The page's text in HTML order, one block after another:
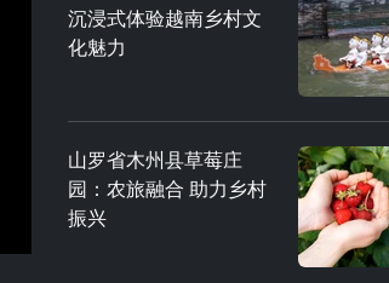
沉浸式体验越南乡村文
化魅力
山罗省木州县草莓庄
园：农旅融合 助力乡村
振兴